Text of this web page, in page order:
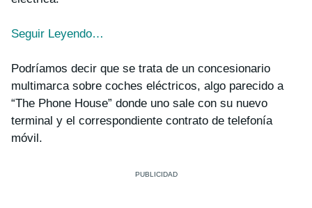
Seguir Leyendo…
Podríamos decir que se trata de un concesionario
multimarca sobre coches eléctricos, algo parecido a
“The Phone House” donde uno sale con su nuevo
terminal y el correspondiente contrato de telefonía
móvil.